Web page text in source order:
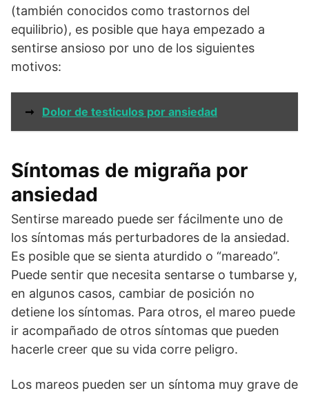
(también conocidos como trastornos del
equilibrio), es posible que haya empezado a
sentirse ansioso por uno de los siguientes
motivos:
➞ Dolor de testiculos por ansiedad
Síntomas de migraña por
ansiedad
Sentirse mareado puede ser fácilmente uno de
los síntomas más perturbadores de la ansiedad.
Es posible que se sienta aturdido o “mareado”.
Puede sentir que necesita sentarse o tumbarse y,
en algunos casos, cambiar de posición no
detiene los síntomas. Para otros, el mareo puede
ir acompañado de otros síntomas que pueden
hacerle creer que su vida corre peligro.
Los mareos pueden ser un síntoma muy grave de